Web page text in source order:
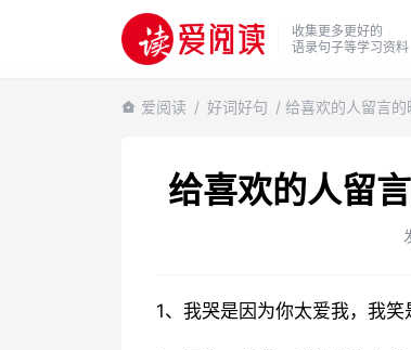
收集更多更好的
语录句子等学习资料
爱阅读 / 好词好句 / 给喜欢的人留言
给喜欢的人留
1、我哭是因为你太爱我，我